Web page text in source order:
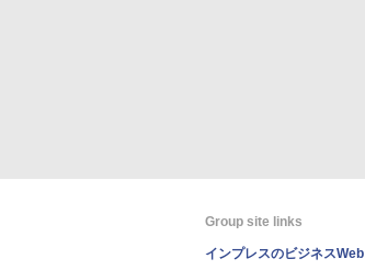
Group site links
インプレスのビジネスWeb